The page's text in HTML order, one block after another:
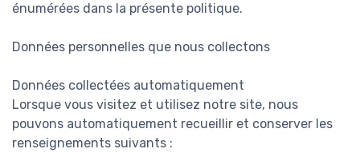
énumérées dans la présente politique.
Données personnelles que nous collectons
Données collectées automatiquement
Lorsque vous visitez et utilisez notre site, nous
pouvons automatiquement recueillir et conserver les
renseignements suivants :